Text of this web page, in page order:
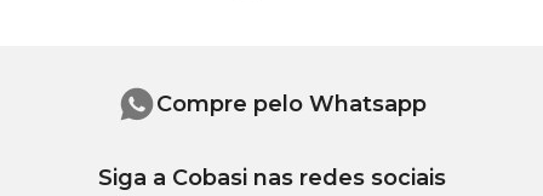
Compre pelo Whatsapp
Siga a Cobasi nas redes sociais